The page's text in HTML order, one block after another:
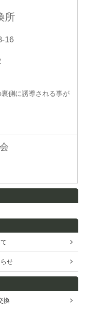
所
16
側に誘導される事が
せ
換